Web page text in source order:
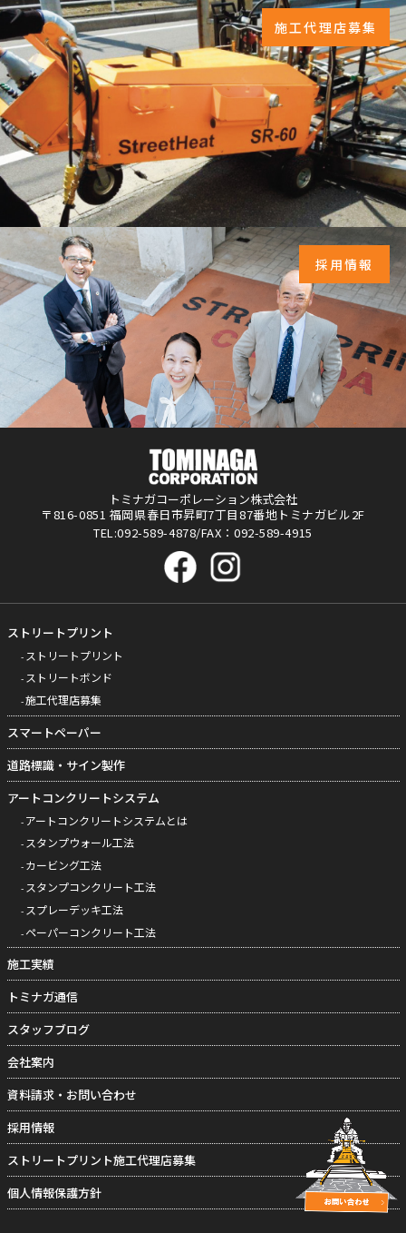
施工代理店募集
採用情報
トミナガコーポレーション株式会社
〒816-0851 福岡県春日市昇町7丁目87番地トミナガビル2F
TEL:092-589-4878/FAX：092-589-4915
ストリートプリント
ストリートプリント
ストリートボンド
施工代理店募集
スマートペーパー
道路標識・サイン製作
アートコンクリートシステム
アートコンクリートシステムとは
スタンプウォール工法
カービング工法
スタンプコンクリート工法
スプレーデッキ工法
ペーパーコンクリート工法
施工実績
トミナガ通信
スタッフブログ
会社案内
資料請求・お問い合わせ
採用情報
ストリートプリント施工代理店募集
個人情報保護方針